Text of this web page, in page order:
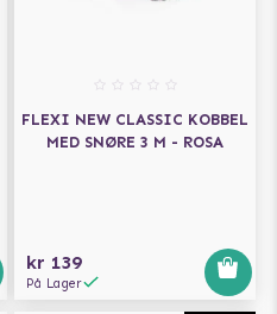
FLEXI NEW CLASSIC KOBBEL
MED SNØRE 3 M - ROSA
kr 139
På Lager